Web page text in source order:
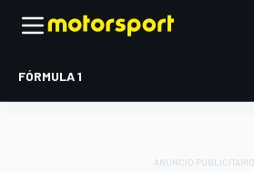
FÓRMULA 1